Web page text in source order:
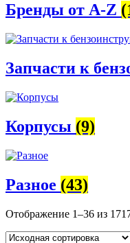
Бренды от A-Z
Запчасти к
Корпусы (9)
Разное (43)
Отображение 1–36 из